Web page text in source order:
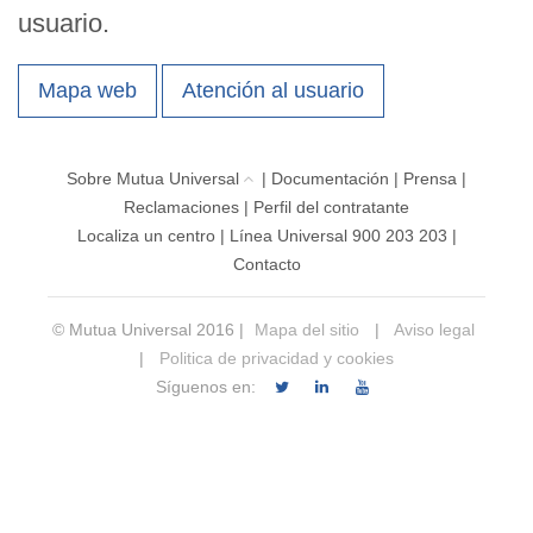
usuario.
Mapa web Atención al usuario
Sobre Mutua Universal | Documentación | Prensa |
Reclamaciones | Perfil del contratante
Localiza un centro| Línea Universal 900 203 203 |
Contacto
© Mutua Universal 2016 | Mapa del sitio |
Aviso legal
|
Politica de privacidad y cookies
Síguenos en: